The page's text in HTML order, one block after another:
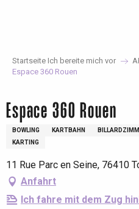
Startseite Ich bereite mich vor
Espace 360 Rouen
Espace 360 Rouen
BOWLING KARTBAHN
KARTING
11 Rue Parc en Seine, 76410
Anfahrt
Ich fahre mit dem Zug